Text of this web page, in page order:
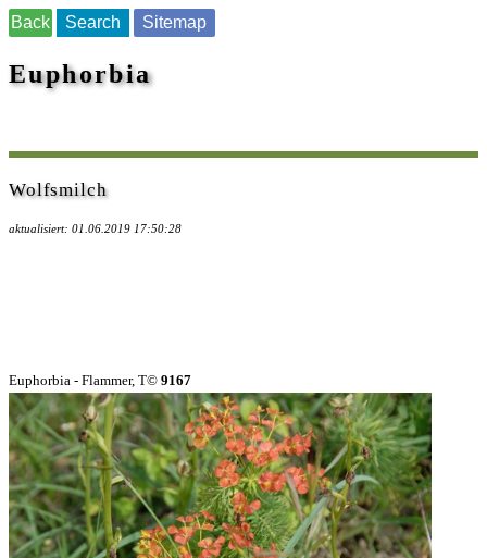
Back Search Sitemap
Euphorbia
Wolfsmilch
aktualisiert: 01.06.2019 17:50:28
Euphorbia - Flammer, T© 9167